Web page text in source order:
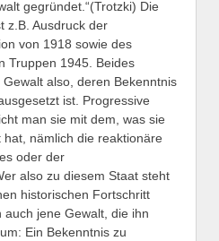
gegründet.“(Trotzki) Die
z.B. Ausdruck der
von 1918 sowie des
Truppen 1945. Beides
also, deren Bekenntnis
ist. Progressive
man sie mit dem, was sie
nämlich die reaktionäre
oder der
also zu diesem Staat steht
historischen Fortschritt
jene Gewalt, die ihn
Ein Bekenntnis zu